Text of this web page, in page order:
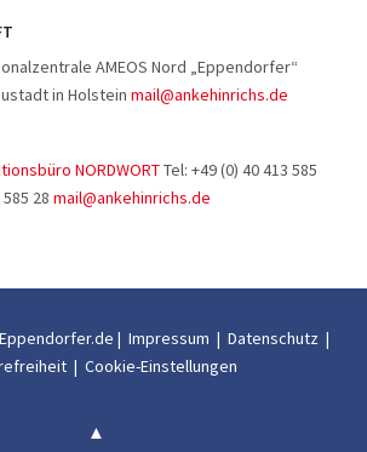
AMEOS Nord „Eppendorfer“
in Holstein mail@ankehinrichs.de
NORDWORTTel: +49 (0) 40 413 585
28 mail@ankehinrichs.de
| Impressum | Datenschutz |
| Cookie-Einstellungen